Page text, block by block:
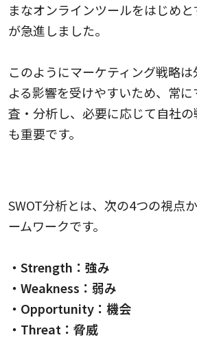
まなオンラインツールをはじめ
が急進しました。
このようにマーケティング戦略
よる影響を受けやすいため、常
査・分析し、必要に応じて自社
も重要です。
SWOT分析とは、次の4つの視点
ームワークです。
・Strength：強み
・Weakness：弱み
・Opportunity：機会
・Threat：脅威